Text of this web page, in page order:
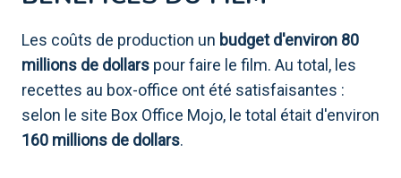
Les coûts de production un budget d'environ 80
millions de dollars pour faire le film. Au total, les
recettes au box-office ont été satisfaisantes :
selon le site Box Office Mojo, le total était d'environ
160 millions de dollars.